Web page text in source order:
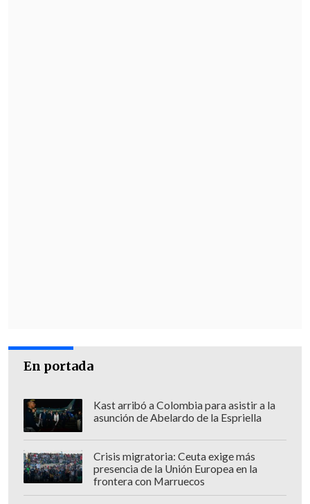
En portada
Kast arribó a Colombia para asistir a la
asunción de Abelardo de la Espriella
Crisis migratoria: Ceuta exige más
presencia de la Unión Europea en la
frontera con Marruecos